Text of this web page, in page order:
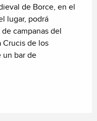
de Borce, en el
lugar, podrá
campanas del
Crucis de los
un bar de